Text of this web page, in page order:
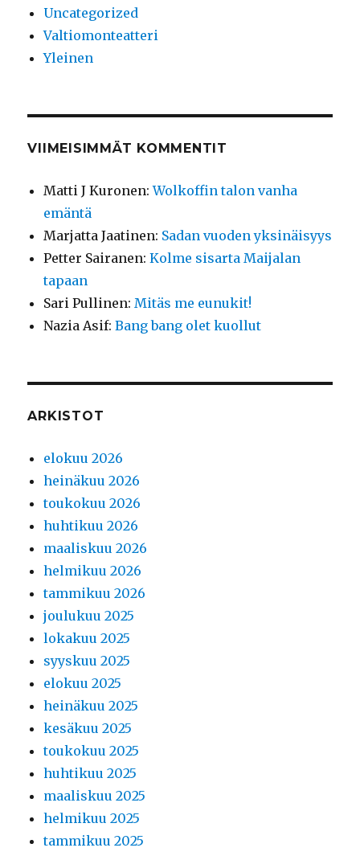
Uncategorized
Valtiomonteatteri
Yleinen
VIIMEISIMMÄT KOMMENTIT
Matti J Kuronen:Wolkoffin talon vanha
emäntä
Marjatta Jaatinen: Sadan vuoden yksinäisyys
Petter Sairanen:Kolme sisarta Maijalan
tapaan
Sari Pullinen: Mitäs me eunukit!
Nazia Asif:Bang bang olet kuollut
ARKISTOT
elokuu 2026
heinäkuu 2026
toukokuu 2026
huhtikuu 2026
maaliskuu 2026
helmikuu 2026
tammikuu 2026
joulukuu 2025
lokakuu 2025
syyskuu 2025
elokuu 2025
heinäkuu 2025
kesäkuu 2025
toukokuu 2025
huhtikuu 2025
maaliskuu 2025
helmikuu 2025
tammikuu 2025